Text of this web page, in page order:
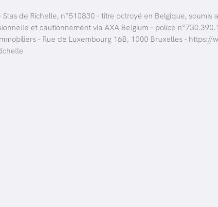
de Richelle, n°510830 - titre octroyé en Belgique,
et cautionnement via AXA Belgium – police
- Rue de Luxembourg 16B, 1000 Bruxelles - https://